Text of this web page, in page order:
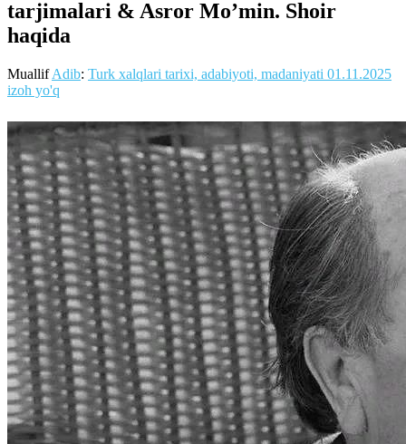
tarjimalari & Asror Mo’min. Shoir
haqida
MuallifAdib: Turk xalqlari tarixi, adabiyoti, madaniyati 01.11.2025
izoh yo'q